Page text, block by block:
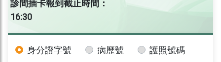
診間插卡報到截止時間：
16:30
身分證字號 病歷號
護照號碼